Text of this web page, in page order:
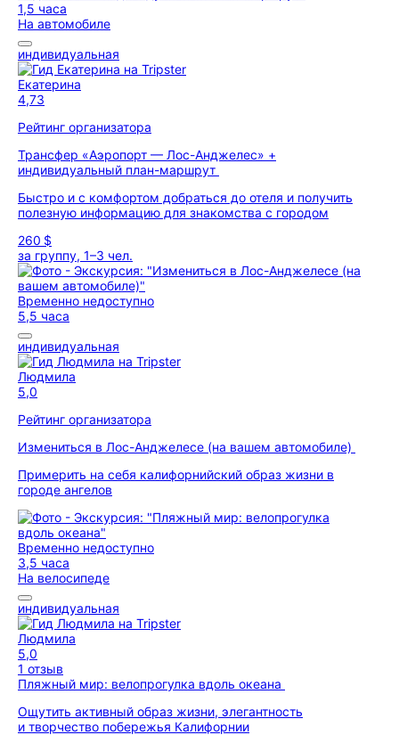
1,5 часа
На автомобиле
индивидуальная
Екатерина
4,73
Рейтинг организатора
Трансфер «Аэропорт — Лос-Анджелес» +
индивидуальный план-маршрут
Быстро и с комфортом добраться до отеля и получить
полезную информацию для знакомства с городом
260 $
за группу, 1–3 чел.
Временно недоступно
5,5 часа
индивидуальная
Людмила
5,0
Рейтинг организатора
Измениться в Лос-Анджелесе (на вашем автомобиле)
Примерить на себя калифорнийский образ жизни в
городе ангелов
Временно недоступно
3,5 часа
На велосипеде
индивидуальная
Людмила
5,0
1 отзыв
Пляжный мир: велопрогулка вдоль океана
Ощутить активный образ жизни, элегантность
и творчество побережья Калифорнии